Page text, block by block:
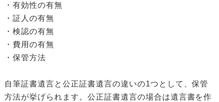
・有効性の有無
・証人の有無
・検認の有無
・費用の有無
・保管方法
自筆証書遺言と公正証書遺言の違いの1つとして、保管
方法が挙げられます。公正証書遺言の場合は遺言書を作